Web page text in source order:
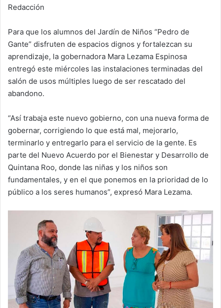
Redacción
Para que los alumnos del Jardín de Niños “Pedro de
Gante” disfruten de espacios dignos y fortalezcan su
aprendizaje, la gobernadora Mara Lezama Espinosa
entregó este miércoles las instalaciones terminadas del
salón de usos múltiples luego de ser rescatado del
abandono.
“Así trabaja este nuevo gobierno, con una nueva forma de
gobernar, corrigiendo lo que está mal, mejorarlo,
terminarlo y entregarlo para el servicio de la gente. Es
parte del Nuevo Acuerdo por el Bienestar y Desarrollo de
Quintana Roo, donde las niñas y los niños son
fundamentales, y en el que ponemos en la prioridad de lo
público a los seres humanos”, expresó Mara Lezama.